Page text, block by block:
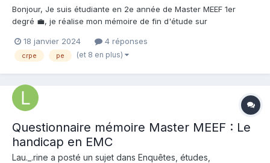
Bonjour, Je suis étudiante en 2e année de Master MEEF 1er
degré 💼, je réalise mon mémoire de fin d'étude sur
exploratoire de ma recherche, j'aurai besoin qu'un maximum
d'enseignants titulaire, remplaçant, etc... répondent fa...
18 janvier 2024 4 réponses
crpe pe (et 8 en plus)
Questionnaire mémoire Master MEEF : Le
handicap en EMC
Lau._.rine a posté un sujet dans Enquêtes, études,